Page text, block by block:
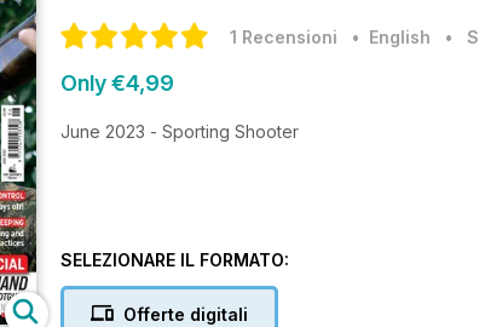
1 Recensioni • English •
Only €4,99
June 2023 - Sporting Shooter
SELEZIONARE IL FORMATO:
Offerte digitali